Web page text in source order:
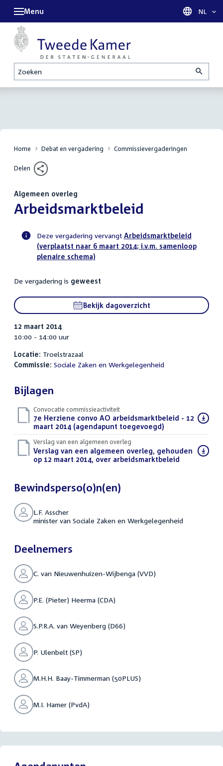
Zoeken
Menu Taal
NL
Home Debat en vergadering Commissievergaderingen
Delen
Algemeen overleg
Arbeidsmarktbeleid
Voortgangsstatus
commissie
activiteit
Deze vergadering vervangt Arbeidsmarktbeleid
(verplaatst naar 6 maart 2014; i.v.m. samenloop
plenaire schema)
De vergadering is geweest
Bekijk dagoverzicht
12 maart 2014
10:00 - 14:00 uur
Locatie: Troelstrazaal
Commissie: Sociale Zaken en Werkgelegenheid
Bijlagen
Convocatie commissieactiviteit
Download
bestand:
7e Herziene convo AO arbeidsmarktbeleid - 12
maart 2014 (agendapunt toegevoegd)
Verslag van een algemeen overleg
Download
bestand:
Verslag van een algemeen overleg, gehouden
op 12 maart 2014, over arbeidsmarktbeleid
Bewindsperso(o)n(en)
L.F. Asscher
minister van Sociale Zaken en Werkgelegenheid
Deelnemers
C. van Nieuwenhuizen-Wijbenga (VVD)
P.E. (Pieter) Heerma (CDA)
S.P.R.A. van Weyenberg (D66)
P. Ulenbelt (SP)
M.H.H. Baay-Timmerman (50PLUS)
M.I. Hamer (PvdA)